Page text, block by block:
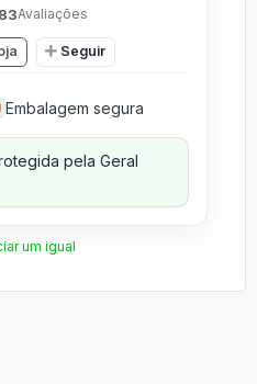
Avaliações
Seguir
Embalagem segura
pela Geral
um igual